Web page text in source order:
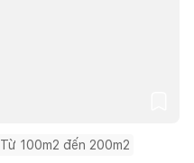
Từ 100m2 đến 200m2